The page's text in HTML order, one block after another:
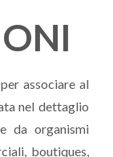
associare al
nel dettaglio
da organismi
boutiques,